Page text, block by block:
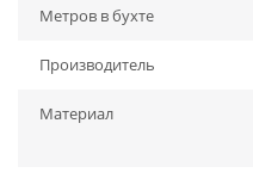
Метров в бухте
Производитель
Материал